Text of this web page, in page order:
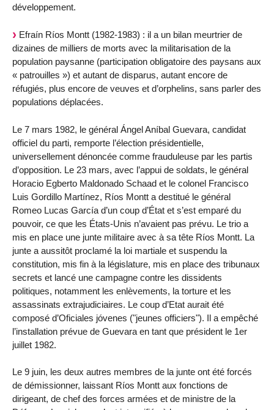
développement.
Efraín Ríos Montt (1982-1983) : il a un bilan meurtrier de
dizaines de milliers de morts avec la militarisation de la
population paysanne (participation obligatoire des paysans aux
« patrouilles ») et autant de disparus, autant encore de
réfugiés, plus encore de veuves et d’orphelins, sans parler des
populations déplacées.
Le 7 mars 1982, le général Ángel Aníbal Guevara, candidat
officiel du parti, remporte l’élection présidentielle,
universellement dénoncée comme frauduleuse par les partis
d’opposition. Le 23 mars, avec l’appui de soldats, le général
Horacio Egberto Maldonado Schaad et le colonel Francisco
Luis Gordillo Martínez, Ríos Montt a destitué le général
Romeo Lucas García d’un coup d’État et s’est emparé du
pouvoir, ce que les États-Unis n’avaient pas prévu. Le trio a
mis en place une junte militaire avec à sa tête Ríos Montt. La
junte a aussitôt proclamé la loi martiale et suspendu la
constitution, mis fin à la législature, mis en place des tribunaux
secrets et lancé une campagne contre les dissidents
politiques, notamment les enlèvements, la torture et les
assassinats extrajudiciaires. Le coup d’Etat aurait été
composé d’Oficiales jóvenes ("jeunes officiers"). Il a empêché
l’installation prévue de Guevara en tant que président le 1er
juillet 1982.
Le 9 juin, les deux autres membres de la junte ont été forcés
de démissionner, laissant Ríos Montt aux fonctions de
dirigeant, de chef des forces armées et de ministre de la